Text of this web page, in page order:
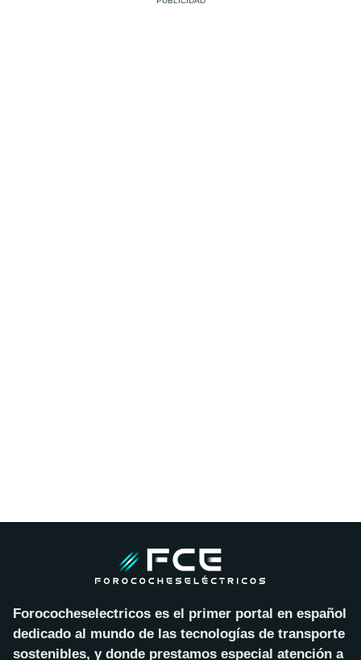
Forococheselectricos es el primer portal en español
dedicado al mundo de las tecnologías de transporte
sostenibles, y donde prestamos especial atención a